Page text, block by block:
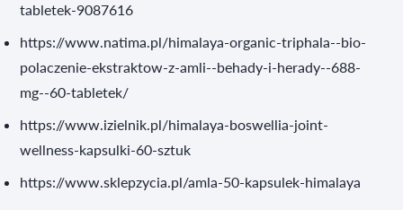
tabletek-9087616
https://www.natima.pl/himalaya-organic-triphala--bio-
polaczenie-ekstraktow-z-amli--behady-i-herady--688-
mg--60-tabletek/
https://www.izielnik.pl/himalaya-boswellia-joint-
wellness-kapsulki-60-sztuk
https://www.sklepzycia.pl/amla-50-kapsulek-himalaya